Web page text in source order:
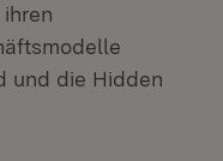
und die Hidden